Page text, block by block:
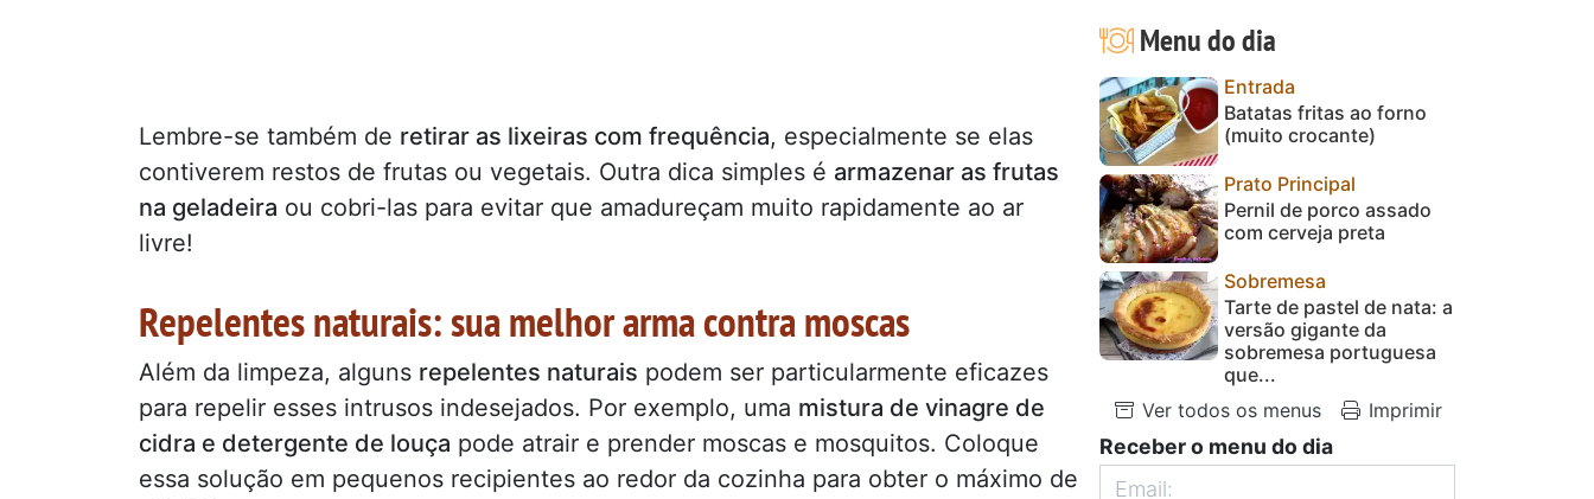
Lembre-se também de retirar as lixeiras com frequência, especialmente se elas
contiverem restos de frutas ou vegetais. Outra dica simples é armazenar as frutas
na geladeira ou cobri-las para evitar que amadureçam muito rapidamente ao ar
livre!
Repelentes naturais: sua melhor arma contra moscas
Além da limpeza, alguns repelentes naturais podem ser particularmente eficazes
para repelir esses intrusos indesejados. Por exemplo, uma mistura de vinagre de
cidra e detergente de louça pode atrair e prender moscas e mosquitos. Coloque
essa solução em pequenos recipientes ao redor da cozinha para obter o máximo de
Menu do dia
Entrada
Batatas fritas ao forno
(muito crocante)
Prato Principal
Pernil de porco assado
com cerveja preta
Sobremesa
Tarte de pastel de nata: a
versão gigante da
sobremesa portuguesa
que...
Ver todos os menus
Imprimir
Receber o menu do dia